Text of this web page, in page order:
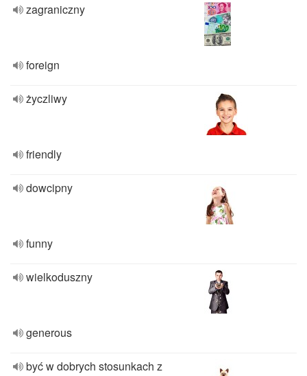
zagraniczny
foreign
życzliwy
friendly
dowcipny
funny
wielkoduszny
generous
być w dobrych stosunkach z